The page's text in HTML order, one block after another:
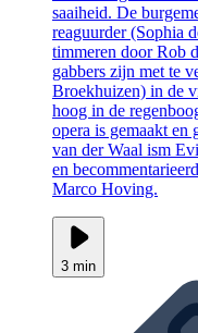
saaiheid. De
reaguurder (Sophia
timmeren door Rob
gabbers zijn met te
Broekhuizen) in de
hoog in de
opera is gemaakt
van der Waal ism
en
Marco Hoving.
3 min